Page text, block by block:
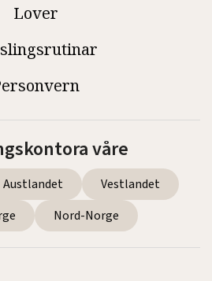
Lover
våre
Austlandet
Vestlandet
Nord-Norge